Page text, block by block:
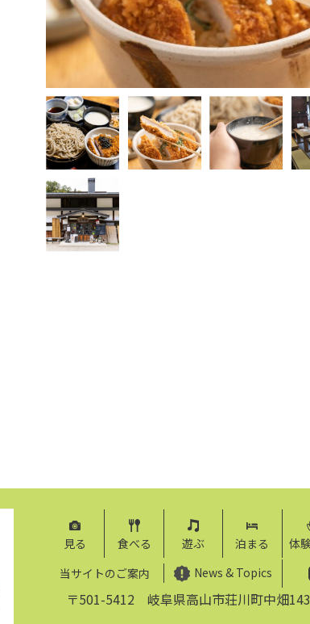
見る 食べる 遊ぶ 泊まる 体
当サイトのご案内
News & Topics
〒501-5412 岐阜県高山市荘川町中畑